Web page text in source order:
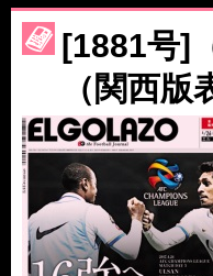
［3223号］一丸。日本出陣
［3222号］史上最大のW
[1881号]
（関西